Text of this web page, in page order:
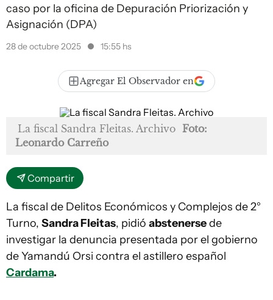
caso por la oficina de Depuración Priorización y
Asignación (DPA)
28 de octubre 2025 15:55 hs
Agregar El Observador en
La fiscal Sandra Fleitas. Archivo Foto:
Leonardo Carreño
Compartir
La fiscal de Delitos Económicos y Complejos de 2°
Turno, Sandra Fleitas, pidió abstenersede
investigar la denuncia presentada por el gobierno
de Yamandú Orsi contra el astillero español
Cardama.